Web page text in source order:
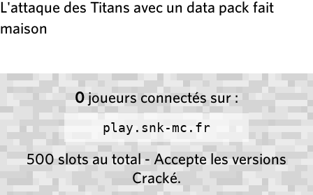
L'attaque des Titans avec un data pack fait
maison
0 joueurs connectés sur :
play.snk-mc.fr
500 slots au total - Accepte les versions
Cracké.